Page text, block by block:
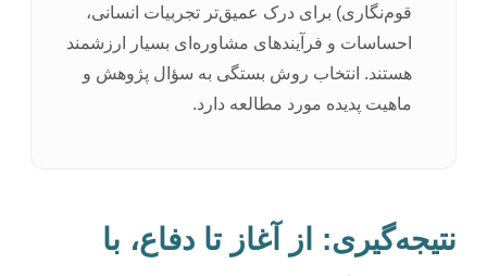
قوم‌نگاری) برای درک عمیق‌تر تجربیات انسانی،
احساسات و فرآیندهای مشاوره‌ای بسیار ارزشمند
هستند. انتخاب روش بستگی به سؤال پژوهش و
ماهیت پدیده مورد مطالعه دارد.
نتیجه‌گیری: از آغاز تا دفاع، با